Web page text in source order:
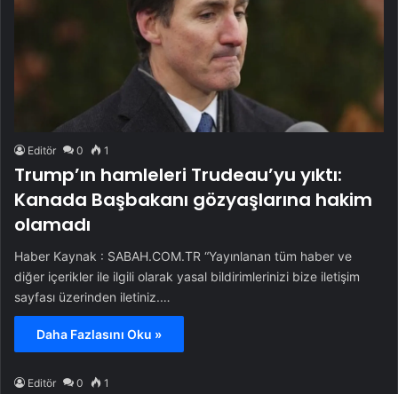
Editör 0 1
Trump’ın hamleleri Trudeau’yu yıktı:
Kanada Başbakanı gözyaşlarına hakim
olamadı
Haber Kaynak : SABAH.COM.TR “Yayınlanan tüm haber ve
diğer içerikler ile ilgili olarak yasal bildirimlerinizi bize iletişim
sayfası üzerinden iletiniz.…
Daha Fazlasını Oku »
Editör 0 1